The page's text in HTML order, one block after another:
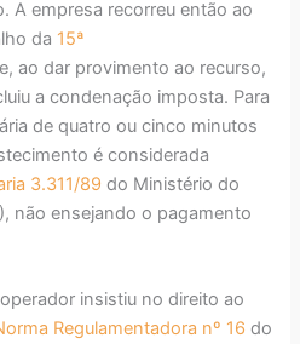
A empresa recorreu então ao
da 15ª
ao dar provimento ao recurso,
a condenação imposta. Para
de quatro ou cinco minutos
é considerada
3.311/89 do Ministério do
não ensejando o pagamento
insistiu no direito ao
Regulamentadora nº 16 do